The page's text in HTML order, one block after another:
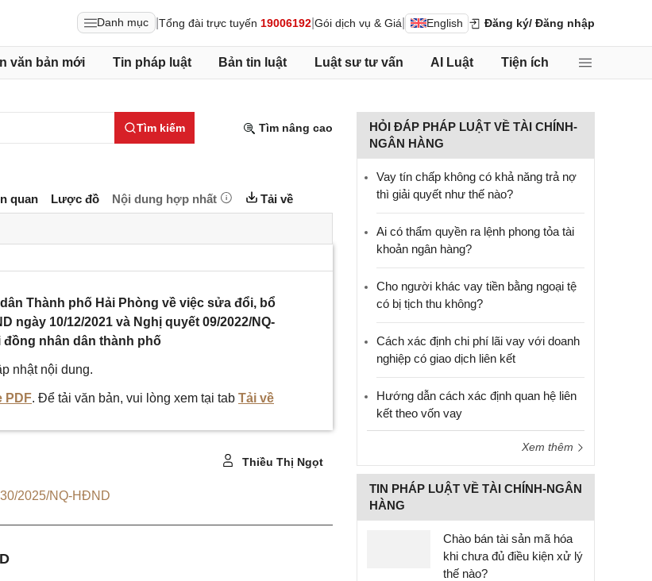
Danh mục Tổng đài trực tuyến 19006192 Gói dịch vụ & Giá English Đăng ký/ Đăng nhập
văn bản mới Tin pháp luật Bản tin luật Luật sư tư vấn AI Luật Tiện ích
Tìm kiếm Tìm nâng cao
quan Lược đồ Nội dung hợp nhất Tải về
Thành phố Hải Phòng về việc sửa đổi, bổ
ngày 10/12/2021 và Nghị quyết 09/2022/NQ-
đồng nhân dân thành phố
nhật nội dung.
PDF. Để tải văn bản, vui lòng xem tại tab Tải về
Thiều Thị Ngọt
2025/NQ-HĐND
HỎI ĐÁP PHÁP LUẬT VỀ TÀI CHÍNH-
NGÂN HÀNG
Vay tín chấp không có khả năng trả nợ
thì giải quyết như thế nào?
Ai có thẩm quyền ra lệnh phong tỏa tài
khoản ngân hàng?
Cho người khác vay tiền bằng ngoại tệ
có bị tịch thu không?
Cách xác định chi phí lãi vay với doanh
nghiệp có giao dịch liên kết
Hướng dẫn cách xác định quan hệ liên
kết theo vốn vay
Xem thêm
TIN PHÁP LUẬT VỀ TÀI CHÍNH-NGÂN
HÀNG
Chào bán tài sản mã hóa
khi chưa đủ điều kiện xử lý
thế nào?